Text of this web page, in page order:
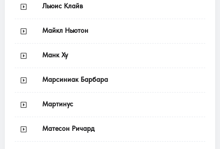
Льюис Клайв
Майкл Ньютон
Манк Ху
Марсиниак Барбара
Мартинус
Матесон Ричард